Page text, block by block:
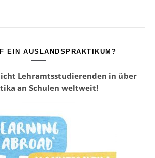
EIN AUSLANDSPRAKTIKUM?
Lehramtsstudierenden in über
an Schulen weltweit!